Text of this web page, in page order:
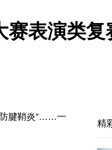
表演类
防腱鞘炎”……一
精